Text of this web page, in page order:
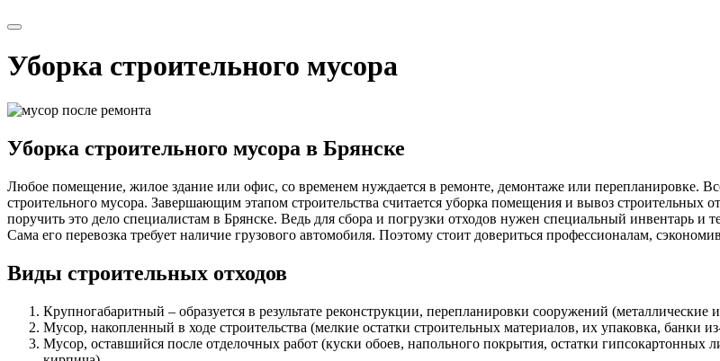
Уборка строительного мусора
Уборка строительного мусора в Брянске
Любое помещение, жилое здание или офис, со временем нуждается в ремонте, демонтаже или перепланировке.
строительного мусора. Завершающим этапом строительства считается уборка помещения и вывоз
поручить это дело специалистам в Брянске. Ведь для сбора и погрузки отходов нужен специальный инвентарь и
Cама его перевозка требует наличие грузового автомобиля. Поэтому стоит довериться профессионалам,
Виды строительных отходов
Крупногабаритный­ – образуется в результате реконструкции, перепланировки сооружений
Мусор, накопленный в ходе строительства (мелкие остатки строительных материалов, их упаковка, банки
Мусор, оставшийся после отделочных работ (куски обоев, напольного покрытия, остатки гипсокартонных